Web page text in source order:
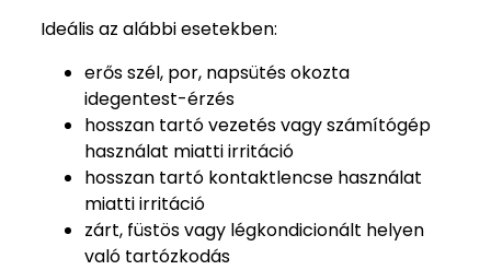
Ideális az alábbi esetekben:
erős szél, por, napsütés okozta
idegentest-érzés
hosszan tartó vezetés vagy számítógép
használat miatti irritáció
hosszan tartó kontaktlencse használat
miatti irritáció
zárt, füstös vagy légkondicionált helyen
való tartózkodás